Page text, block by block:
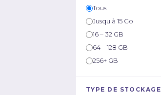
Tous
Jusqu'à 15 Go
16 – 32 GB
64 – 128 GB
256+ GB
TYPE DE STOCKAGE